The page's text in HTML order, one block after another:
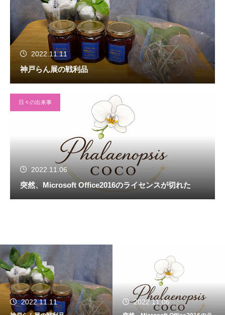
2022.11.11
神戸らん展の戦利品
日々の出来事
2022.11.06
突然、Microsoft Office2016のライセンスが切れた
2022.11.11 2022.11.06